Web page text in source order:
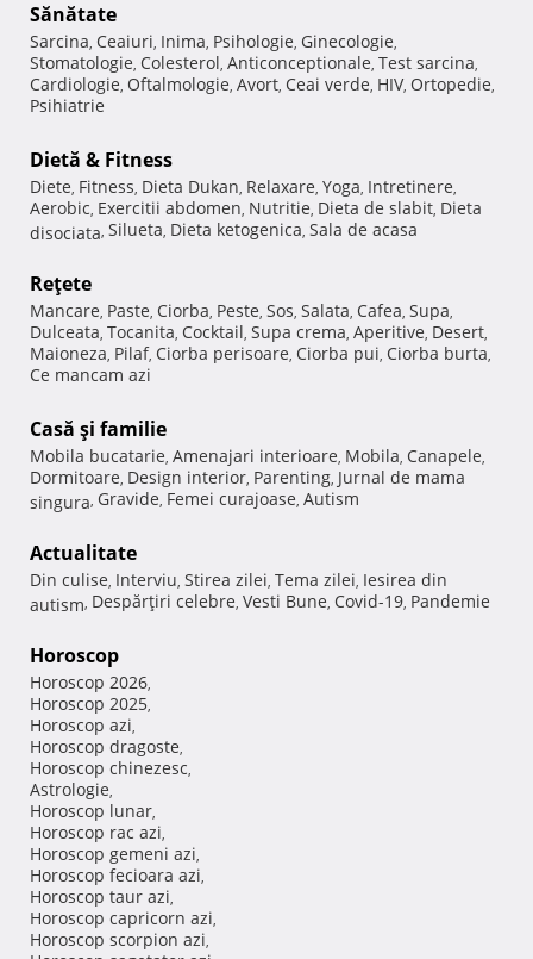
Sănătate
Sarcina, Ceaiuri, Inima, Psihologie, Ginecologie,
Stomatologie, Colesterol, Anticonceptionale, Test sarcina,
Cardiologie, Oftalmologie, Avort, Ceai verde, HIV, Ortopedie,
Psihiatrie
Dietă & Fitness
Diete, Fitness, Dieta Dukan, Relaxare, Yoga, Intretinere,
Aerobic, Exercitii abdomen, Nutritie, Dieta de slabit, Dieta
disociata, Silueta, Dieta ketogenica, Sala de acasa
Reţete
Mancare, Paste, Ciorba, Peste, Sos, Salata, Cafea, Supa,
Dulceata, Tocanita, Cocktail, Supa crema, Aperitive, Desert,
Maioneza, Pilaf, Ciorba perisoare, Ciorba pui, Ciorba burta,
Ce mancam azi
Casă şi familie
Mobila bucatarie, Amenajari interioare, Mobila, Canapele,
Dormitoare, Design interior, Parenting, Jurnal de mama
singura, Gravide, Femei curajoase, Autism
Actualitate
Din culise, Interviu, Stirea zilei, Tema zilei, Iesirea din
autism, Despărţiri celebre, Vesti Bune, Covid-19, Pandemie
Horoscop
Horoscop 2026,
Horoscop 2025,
Horoscop azi,
Horoscop dragoste,
Horoscop chinezesc,
Astrologie,
Horoscop lunar,
Horoscop rac azi,
Horoscop gemeni azi,
Horoscop fecioara azi,
Horoscop taur azi,
Horoscop capricorn azi,
Horoscop scorpion azi,